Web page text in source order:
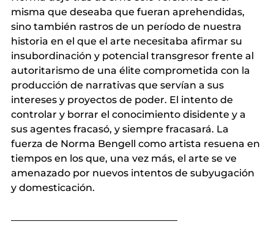
misma que deseaba que fueran aprehendidas,
sino también rastros de un período de nuestra
historia en el que el arte necesitaba afirmar su
insubordinación y potencial transgresor frente al
autoritarismo de una élite comprometida con la
producción de narrativas que servían a sus
intereses y proyectos de poder. El intento de
controlar y borrar el conocimiento disidente y a
sus agentes fracasó, y siempre fracasará. La
fuerza de Norma Bengell como artista resuena en
tiempos en los que, una vez más, el arte se ve
amenazado por nuevos intentos de subyugación
y domesticación.